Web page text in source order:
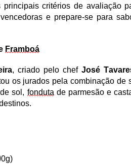
critérios de avaliação
e prepare-se para
Framboá
, criado pelo chefJosé
os jurados pela combinação de
sol, fonduta de parmesão e